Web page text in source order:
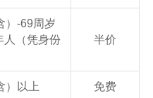
）-69周岁
人（凭身份
半价
）以上 免费